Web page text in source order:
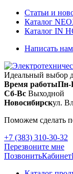
Статьи и
Каталог
Каталог IN
Написать нам
Идеальный выбор
Время работыПн-
Сб-Вс Выходной
Новосибирскул.
Поможем сделать
+7 (383) 310-30-32
Перезвоните мне
ПозвонитьКабинет